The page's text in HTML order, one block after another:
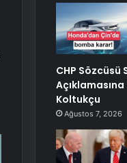
CHP Sözcüsü
Koltukçu
Ağustos 7, 2026